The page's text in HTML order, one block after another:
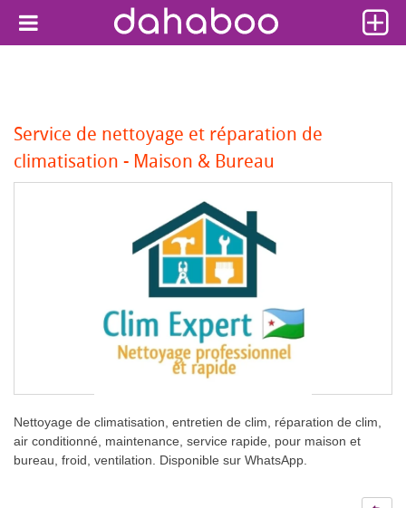
Service de nettoyage et réparation de
climatisation - Maison & Bureau
Nettoyage de climatisation, entretien de clim, réparation de clim,
air conditionné, maintenance, service rapide, pour maison et
bureau, froid, ventilation. Disponible sur WhatsApp.